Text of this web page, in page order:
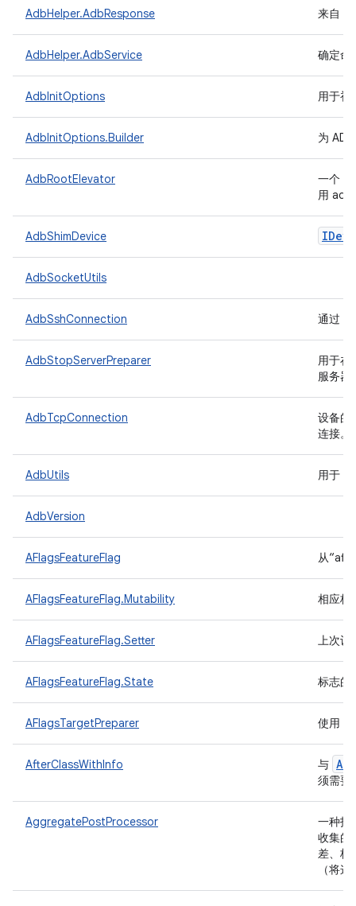
AdbHelper.AdbResponse 来自
AdbHelper.AdbService 确定命
AdbInitOptions 用于
AdbInitOptions.Builder 为
AdbRootElevator 一个
用
AdbShimDevice
AdbSocketUtils
AdbSshConnection 通过
AdbStopServerPreparer
用于在
服务器
AdbTcpConnection
设备的
连接。
AdbUtils 用于
AdbVersion
AFlagsFeatureFlag 从
AFlagsFeatureFlag.Mutability 相应标
AFlagsFeatureFlag.Setter 上次设
AFlagsFeatureFlag.State 标志的
AFlagsTargetPreparer 使用
AfterClassWithInfo 与
须需要
AggregatePostProcessor
一种指
收集的
差、标
（将